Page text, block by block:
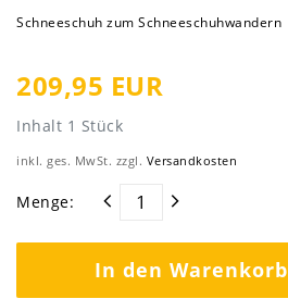
Schneeschuh zum Schneeschuhwandern
209,95 EUR
Inhalt 1 Stück
inkl. ges. MwSt. zzgl. Versandkosten
Menge:
In den Warenkorb